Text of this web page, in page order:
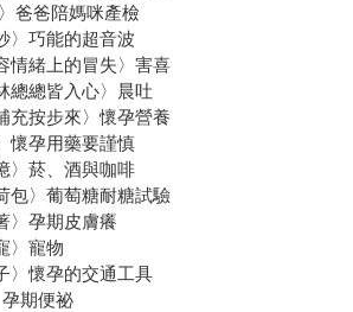
爸爸陪媽咪產檢
〉巧能的超音波
情緒上的冒失〉害喜
總總皆入心〉晨吐
充按步來〉懷孕營養
懷孕用藥要謹慎
〉菸、酒與咖啡
包〉葡萄糖耐糖試驗
〉孕期皮膚癢
〉寵物
〉懷孕的交通工具
孕期便祕